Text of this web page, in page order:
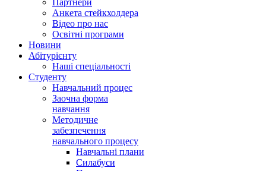
Партнери
Анкета стейкхолдера
Відео про нас
Освітні програми
Hовини
Абітурієнту
Наші спеціальності
Студенту
Навчальний процес
Заочна форма
навчання
Методичне
забезпечення
навчального процесу
Навчальні плани
Силабуси